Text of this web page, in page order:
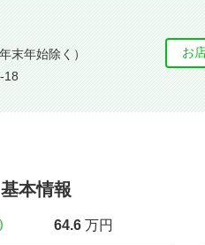
末年始除く）
18
お
基本情報
64.6 万円